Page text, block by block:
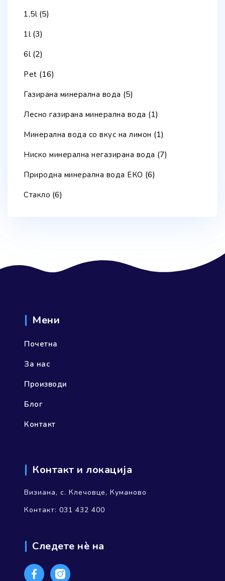
1,5l (5)
1l (3)
6l (2)
Pet (16)
Газирана минерална вода (5)
Лесно газирана минерална вода (1)
Минерална вода со вкус на лимон (1)
Ниско минерална негазирана вода (7)
Природна минерална вода ЕКО (6)
Стакло (6)
Мени
Почетна
За нас
Производи
Блог
Контакт
Контакт и локација
Визиана, с. Клечовце, Куманово
Контакт: 031 432 400
Следете нѐ на
FacebookInstagram